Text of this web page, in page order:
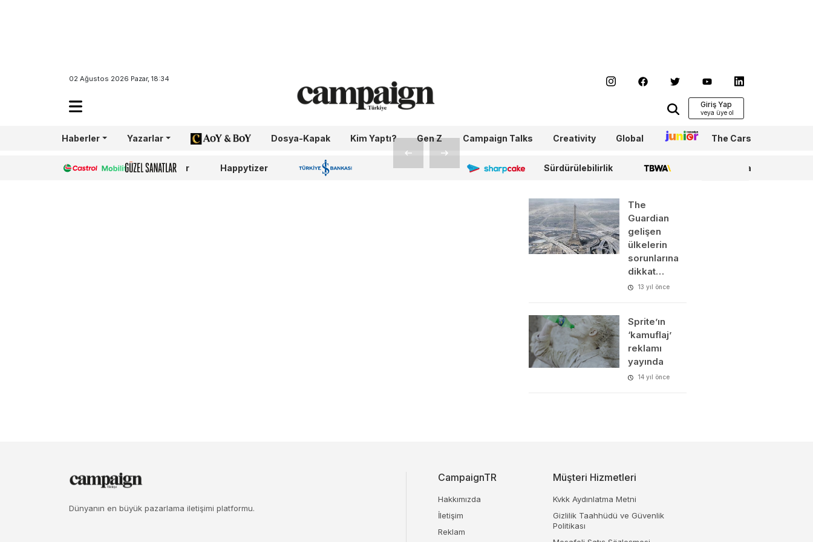
02 Ağustos 2026 Pazar, 18:34
Giriş Yap
Haberler Yazarlar AoY/BoY Dosya-Kapak Kim Yaptı? Gen Z Campaign Talks Creativity Global Junior The Cars
Castrol Güzel Sanatlar Happytizer İş Bankası 100.Yıl OneIngage Sharpcake Sürdürülebilirlik TBWA WPP Media
Bağdat
koşturdu
The
Guardian
gelişen
ülkelerin
sorunlarına
dikkat…
13 yıl önce
Sprite’ın
‘kamuflaj’
reklamı
yayında
14 yıl önce
Dünyanın en büyük pazarlama iletişimi platformu.
CampaignTR
Hakkımızda
İletişim
Reklam
Müşteri Hizmetleri
Kvkk Aydınlatma Metni
Gizlilik Taahhüdü ve Güvenlik
Politikası